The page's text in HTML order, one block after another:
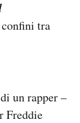
tra
un rapper –
Freddie